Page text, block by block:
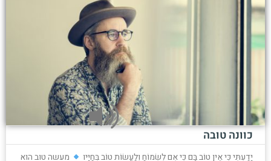
כוונה טובה
יָדַעְתִּי כִּי אֵין טוֹב בָּם כִּי אִם לִשְׂמוֹחַ וְלַעֲשׂוֹת טוֹב בְּחַיָּיו מעשה טוב הוא